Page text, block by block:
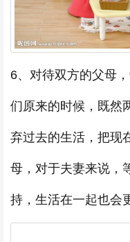
6、对待双方的父母
们原来的时候，既然
弃过去的生活，把现
母，对于夫妻来说，
持，生活在一起也会